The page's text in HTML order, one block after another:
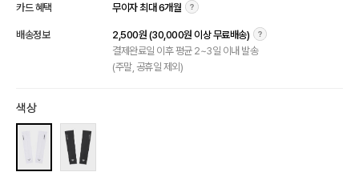
카드 혜택 무이자 최대 6개월
배송정보
2,500원 (30,000원 이상 무료배송)
결제완료일 이후 평균 2~3일 이내 발송
(주말, 공휴일 제외)
색상